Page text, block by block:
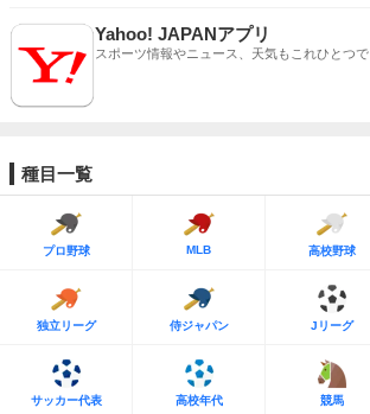
Yahoo! JAPANアプリ
スポーツ情報やニュース、天気もこれひとつで
種目一覧
プロ野球 MLB 高校野球
独立リーグ 侍ジャパン Jリーグ
サッカー代表 高校年代 競馬